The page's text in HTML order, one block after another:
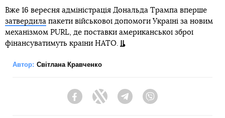
Вже 16 вересня адміністрація Дональда Трампа вперше
затвердила пакети військової допомоги Україні за новим
механізмом PURL, де поставки американської зброї
фінансуватимуть країни НАТО.
Автор: Світлана Кравченко
FacebookTwitter Telegram